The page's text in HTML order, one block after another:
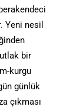
Yeni nesil
bir
kurgu
günlük
çıkması